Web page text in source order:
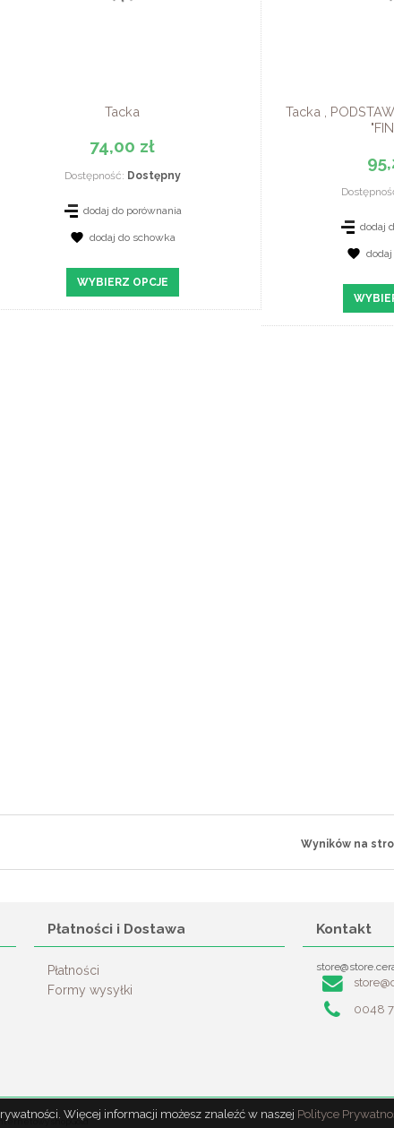
Tacka
74,00 zł
Dostępność: Dostępny
dodaj do porównania
dodaj do schowka
WYBIERZ OPCJE
Tacka ,
dodaj
Wyników na
Płatności i Dostawa
Płatności
Formy wysyłki
Kontakt
0048
shopGold
Więcej informacji możesz znaleźć w naszej Polityce